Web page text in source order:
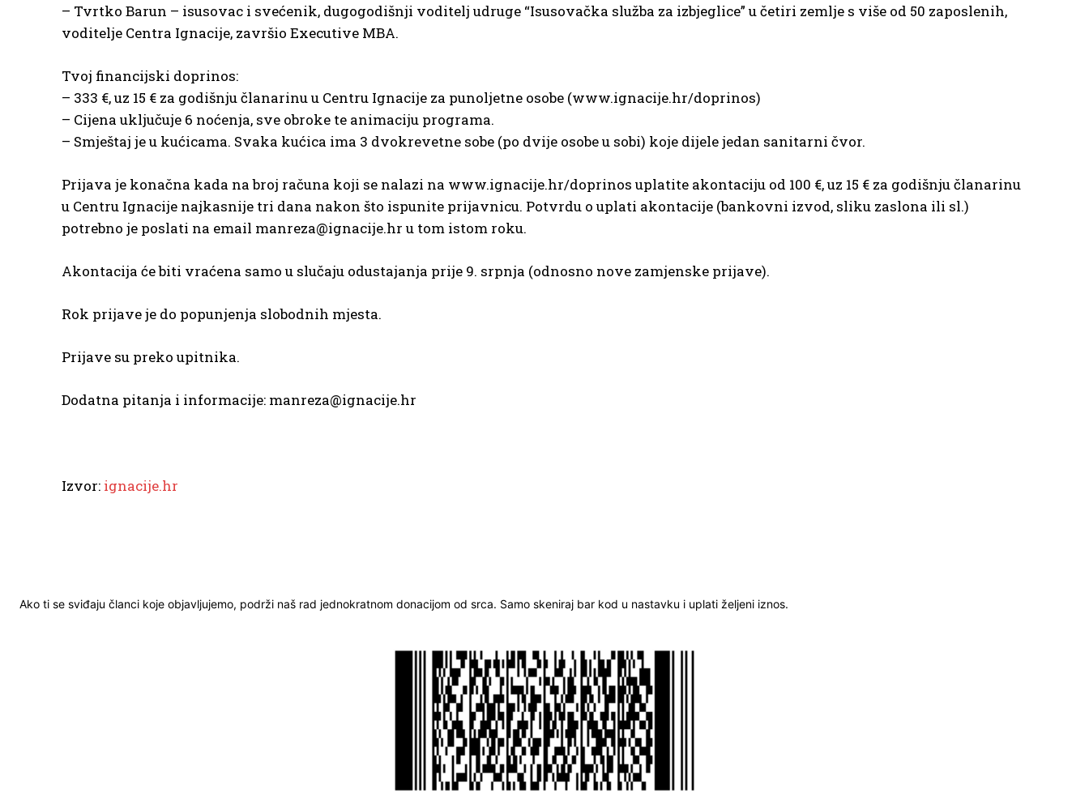
– Tvrtko Barun – isusovac i svećenik, dugogodišnji voditelj udruge “Isusovačka služba za izbjeglice” u četiri zemlje s više od 50 zaposlenih,
voditelje Centra Ignacije, završio Executive MBA.
Tvoj financijski doprinos:
– 333 €, uz 15 € za godišnju članarinu u Centru Ignacije za punoljetne osobe (www.ignacije.hr/doprinos)
– Cijena uključuje 6 noćenja, sve obroke te animaciju programa.
– Smještaj je u kućicama. Svaka kućica ima 3 dvokrevetne sobe (po dvije osobe u sobi) koje dijele jedan sanitarni čvor.
Prijava je konačna kada na broj računa koji se nalazi na www.ignacije.hr/doprinos uplatite akontaciju od 100 €, uz 15 € za godišnju članarinu
u Centru Ignacije najkasnije tri dana nakon što ispunite prijavnicu. Potvrdu o uplati akontacije (bankovni izvod, sliku zaslona ili sl.)
potrebno je poslati na email manreza@ignacije.hr u tom istom roku.
Akontacija će biti vraćena samo u slučaju odustajanja prije 9. srpnja (odnosno nove zamjenske prijave).
Rok prijave je do popunjenja slobodnih mjesta.
Prijave su preko upitnika.
Dodatna pitanja i informacije: manreza@ignacije.hr
Izvor: ignacije.hr
Ako ti se sviđaju članci koje objavljujemo, podrži naš rad jednokratnom donacijom od srca. Samo skeniraj bar kod u nastavku i uplati željeni iznos.